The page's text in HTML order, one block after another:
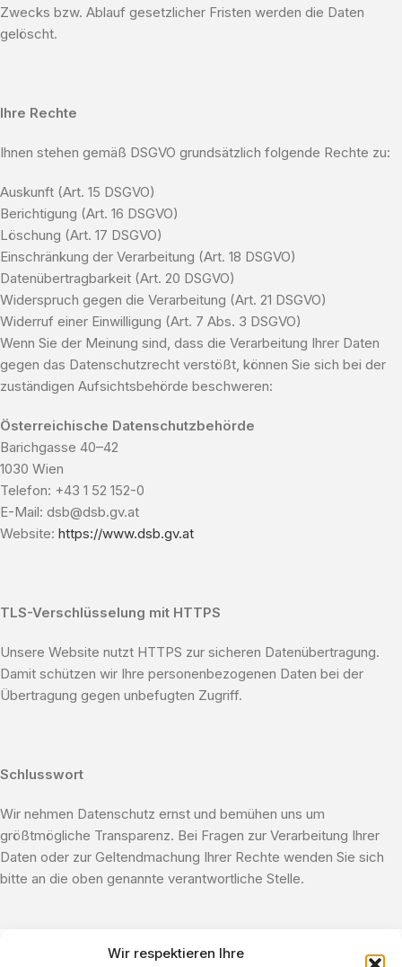
Wir respektieren Ihre
Zwecks bzw. Ablauf gesetzlicher Fristen werden die Daten
gelöscht.
Ihre Rechte
Ihnen stehen gemäß DSGVO grundsätzlich folgende Rechte zu:
Auskunft (Art. 15 DSGVO)
Berichtigung (Art. 16 DSGVO)
Löschung (Art. 17 DSGVO)
Einschränkung der Verarbeitung (Art. 18 DSGVO)
Datenübertragbarkeit (Art. 20 DSGVO)
Widerspruch gegen die Verarbeitung (Art. 21 DSGVO)
Widerruf einer Einwilligung (Art. 7 Abs. 3 DSGVO)
Wenn Sie der Meinung sind, dass die Verarbeitung Ihrer Daten
gegen das Datenschutzrecht verstößt, können Sie sich bei der
zuständigen Aufsichtsbehörde beschweren:
Österreichische Datenschutzbehörde
Barichgasse 40–42
1030 Wien
Telefon: +43 1 52 152-0
E-Mail: dsb@dsb.gv.at
Website: https://www.dsb.gv.at
TLS-Verschlüsselung mit HTTPS
Unsere Website nutzt HTTPS zur sicheren Datenübertragung.
Damit schützen wir Ihre personenbezogenen Daten bei der
Übertragung gegen unbefugten Zugriff.
Schlusswort
Wir nehmen Datenschutz ernst und bemühen uns um
größtmögliche Transparenz. Bei Fragen zur Verarbeitung Ihrer
Daten oder zur Geltendmachung Ihrer Rechte wenden Sie sich
bitte an die oben genannte verantwortliche Stelle.